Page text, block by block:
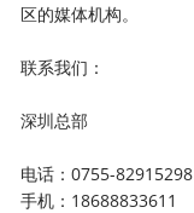
区的媒体机构。
联系我们：
深圳总部
电话：0755-82915298
手机：18688833611